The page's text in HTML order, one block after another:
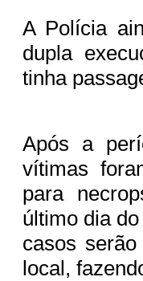
A Polícia
dupla
tinha
Após a
vítimas
para
último dia
casos
local,